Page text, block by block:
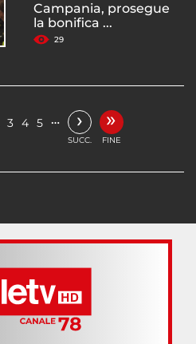
Campania, prosegue
la bonifica ...
29
3 4 5 … ›
SUCC.
»
FINE